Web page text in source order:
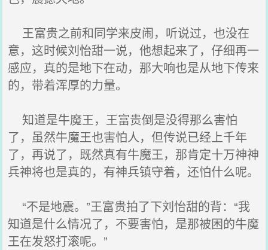
王富贵之前和同学来皮闹，听说过，也没在
意，这时候刘怡甜一说，他想起来了，仔细再一
感应，真的是地下在动，那大响也是从地下传来
的，带着浑厚的力量。
知道是牛魔王，王富贵倒是没得那么害怕
了，虽然牛魔王也害怕人，但传说已经上千年
了，再说了，既然真有牛魔王，那肯定十万神神
兵神将也是真的，有神兵镇守着，还怕什么呢。
“不是地震。”王富贵拍了下刘怡甜的背：“我
知道是什么情况了，不要害怕，是那被困的牛魔
王在发怒打滚呢。”